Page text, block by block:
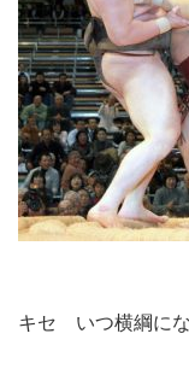
キセ いつ横綱にな